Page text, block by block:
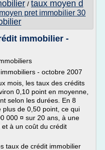
/ taux moyen d
pret immobilier 30
immobilier -
- octobre 2007
mois, les taux des crédits
0,10 point en moyenne,
selon les durées. En 8
plus de 0,50 point, ce qui
000 ¤ sur 20 ans, à une
à un coût du crédit
taux de crédit immobilier